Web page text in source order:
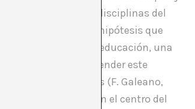
de categorías, disciplinas del
sino también hipótesis que
entre arte y educación, una
Para comprender este
actuales (F. Galeano,
al ser humano en el centro del